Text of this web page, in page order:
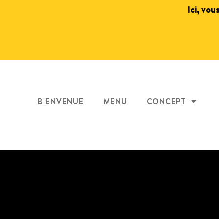
Ici,
BIENVENUE MENU CONCEPT